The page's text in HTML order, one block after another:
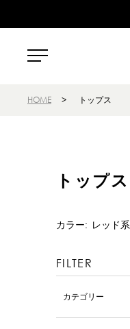
HOME > トップス
トップス
カラー: レッド系
FILTER
カテゴリー